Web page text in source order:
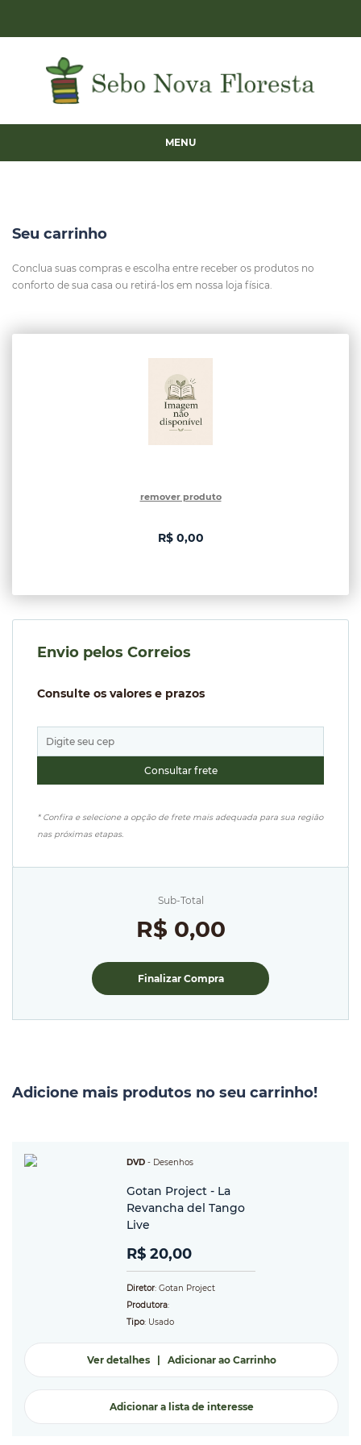
MENU
Seu carrinho
Conclua suas compras e escolha entre receber os produtos no
conforto de sua casa ou retirá-los em nossa loja física.
remover produto
R$ 0,00
Envio pelos Correios
Consulte os valores e prazos
* Confira e selecione a opção de frete mais adequada para sua região
nas próximas etapas.
Sub-Total
R$ 0,00
Finalizar Compra
Adicione mais produtos no seu carrinho!
DVD - Desenhos
Gotan Project - La
Revancha del Tango
Live
R$ 20,00
Diretor: Gotan Project
Produtora:
Tipo: Usado
Ver detalhes| Adicionar ao Carrinho
Adicionar a lista de interesse